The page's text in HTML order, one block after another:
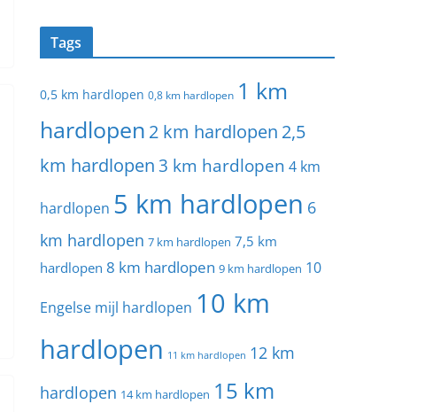
Tags
0,5 km hardlopen 0,8 km hardlopen 1 km
hardlopen 2 km hardlopen 2,5
km hardlopen 3 km hardlopen 4 km
hardlopen 5 km hardlopen 6
km hardlopen 7 km hardlopen 7,5 km
hardlopen 8 km hardlopen 9 km hardlopen 10
Engelse mijl hardlopen 10 km
hardlopen 11 km hardlopen 12 km
hardlopen 14 km hardlopen 15 km